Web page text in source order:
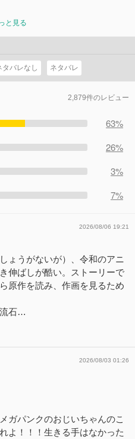
ランキー。一方、サンジはド
あることに興奮する。
と見る
タバレなし ネタバレ
2,879件のレビュー
63%
26%
3%
7%
2026/08/06 19:21
ょうがないが）、令和のアニ
伸ばしが酷い。ストーリーで
原作を読み、作画を見るため
石…
2026/08/03 01:26
ガパンクのおじいちゃんのこ
よ！！！生きる手はなかった